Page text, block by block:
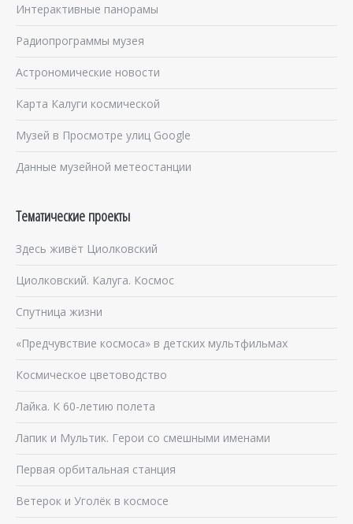
Интерактивные панорамы
Радиопрограммы музея
Астрономические новости
Карта Калуги космической
Музей в Просмотре улиц Google
Данные музейной метеостанции
Тематические проекты
Здесь живёт Циолковский
Циолковский. Калуга. Космос
Спутница жизни
«Предчувствие космоса» в детских мультфильмах
Космическое цветоводство
Лайка. К 60-летию полета
Лапик и Мультик. Герои со смешными именами
Первая орбитальная станция
Ветерок и Уголёк в космосе